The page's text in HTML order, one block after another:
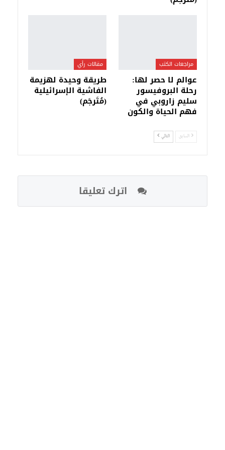
مراجعات الكتب
عوالم لا حصر لها:
رحلة البروفيسور
سليم زاروبي في
فهم الحياة والكون
مقالات رأي
طريقة وحيدة لهزيمة
الفاشية الإسرائيلية
(مُتَرجَم)
السابق التالي
اترك تعليقا